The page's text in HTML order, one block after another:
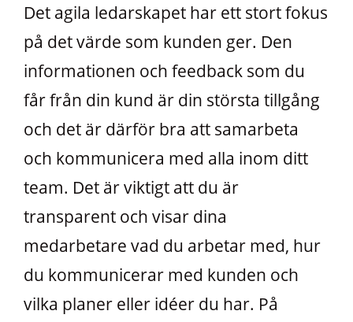
Det agila ledarskapet har ett stort fokus
på det värde som kunden ger. Den
informationen och feedback som du
får från din kund är din största tillgång
och det är därför bra att samarbeta
och kommunicera med alla inom ditt
team. Det är viktigt att du är
transparent och visar dina
medarbetare vad du arbetar med, hur
du kommunicerar med kunden och
vilka planer eller idéer du har. På